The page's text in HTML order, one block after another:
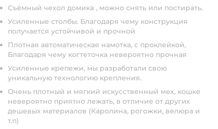
Съёмный чехол домика , можно снять или постирать.
Усиленные столбы. Благодаря чему конструкция
получается устойчивой и прочной
Плотная автоматическая намотка, с проклейкой,
Благодаря чему когтеточка невероятно прочная
Усиленные крепежи, мы разработали свою
уникальную технологию крепления.
Очень плотный и мягкий искусственный мех, кошке
невероятно приятно лежать, в отличие от других
дешевых материалов (Каролина, рогожки, велюра и
т.п)